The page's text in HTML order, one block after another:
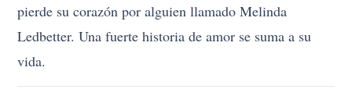
pierde su corazón por alguien llamado Melinda
Ledbetter. Una fuerte historia de amor se suma a su
vida.